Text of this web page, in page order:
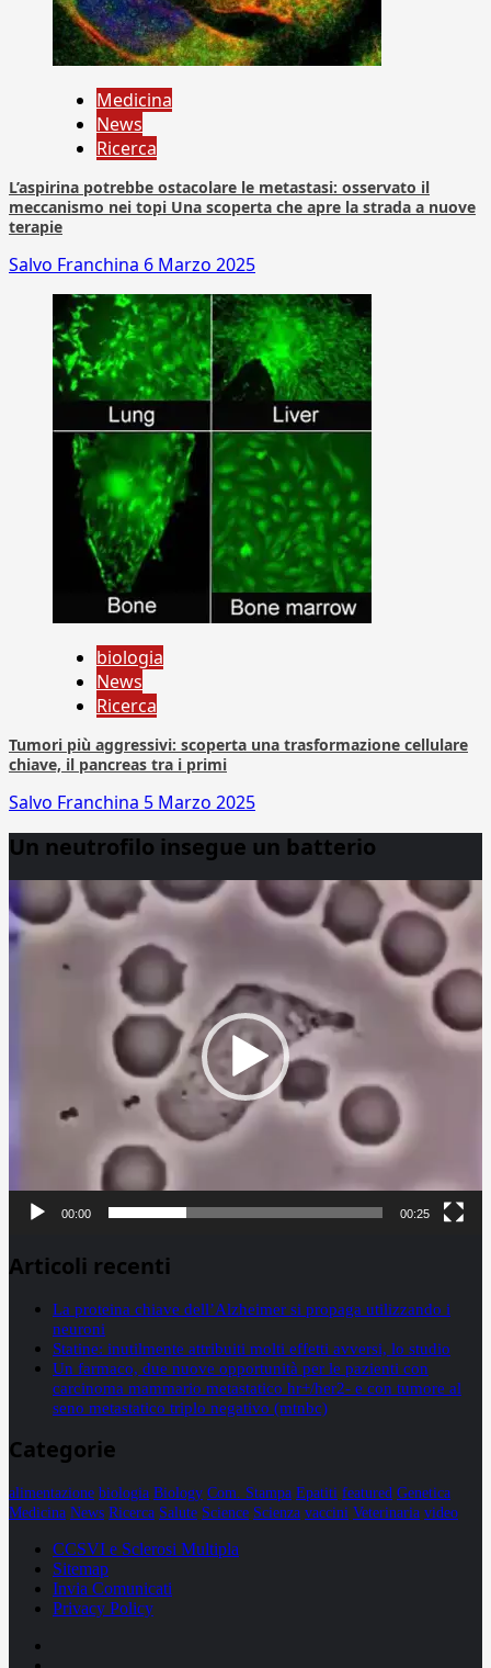
Medicina
News
Ricerca
L’aspirina potrebbe ostacolare le metastasi: osservato il
meccanismo nei topi Una scoperta che apre la strada a nuove
terapie
Salvo Franchina 6 Marzo 2025
biologia
News
Ricerca
Tumori più aggressivi: scoperta una trasformazione cellulare
chiave, il pancreas tra i primi
Salvo Franchina 5 Marzo 2025
Un neutrofilo insegue un batterio
Player
00:00 00:25
Articoli recenti
La proteina chiave dell’Alzheimer si propaga utilizzando i
neuroni
Statine: inutilmente attribuiti molti effetti avversi, lo studio
Un farmaco, due nuove opportunità per le pazienti con
carcinoma mammario metastatico hr+/her2- e con tumore al
seno metastatico triplo negativo (mtnbc)
Categorie
alimentazione biologia Biology Com. Stampa Epatiti featured Genetica
Medicina News Ricerca Salute Science Scienza vaccini Veterinaria video
CCSVI e Sclerosi Multipla
Sitemap
Invia Comunicati
Privacy Policy